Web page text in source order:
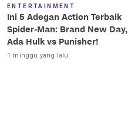
ENTERTAINMENT
Ini 5 Adegan Action Terbaik
Spider-Man: Brand New Day,
Ada Hulk vs Punisher!
1 minggu yang lalu